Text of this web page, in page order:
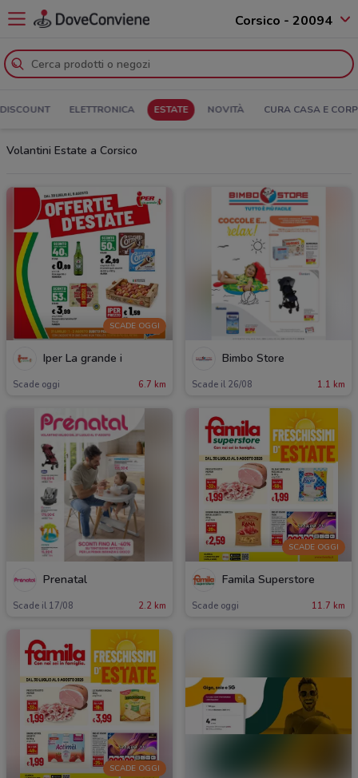
Corsico - 20094
DISCOUNT ELETTRONICA ESTATE NOVITÀ CURA CASA E
Volantini Estate a Corsico
SCADE OGGI
Iper La grande i
Scade oggi 6.7 km
Bimbo Store
Scade il 26/08 1.1 km
Prenatal
Scade il 17/08 2.2 km
SCADE OGGI
Famila Superstore
Scade oggi 11.7 km
SCADE OGGI